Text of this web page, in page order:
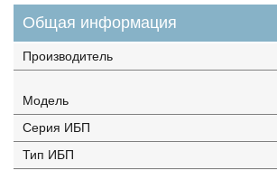
Общая информация
Производитель
Модель
Серия ИБП
Тип ИБП